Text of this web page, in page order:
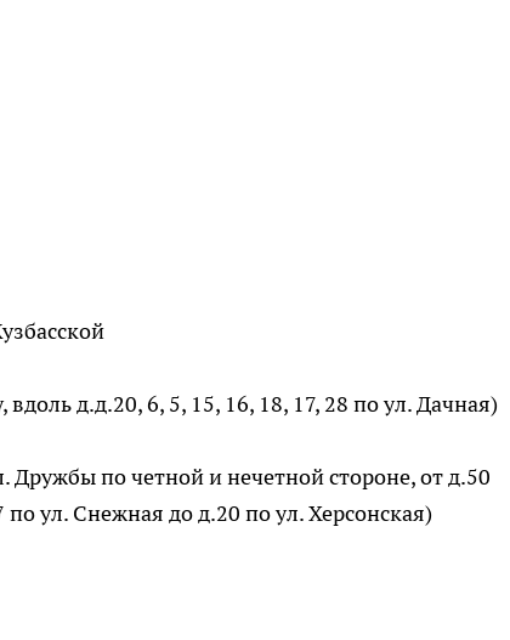
д.д.20, 6, 5, 15, 16, 18, 17, 28 по ул. Дачная)
Дружбы по четной и нечетной стороне, от д.50
ул. Снежная до д.20 по ул. Херсонская)